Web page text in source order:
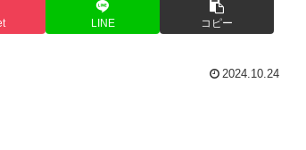
LINE コピー
2024.10.24